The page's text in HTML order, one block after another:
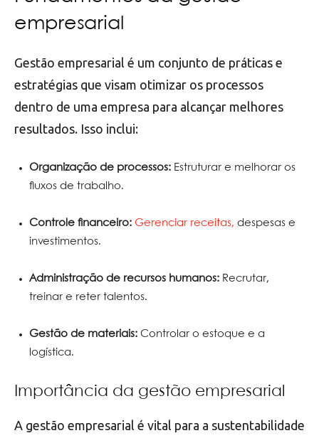
empresarial
Gestão empresarial é um conjunto de práticas e
estratégias que visam otimizar os processos
dentro de uma empresa para alcançar melhores
resultados. Isso inclui:
Organização de processos: Estruturar e melhorar os
fluxos de trabalho.
Controle financeiro: Gerenciar receitas, despesas e
investimentos.
Administração de recursos humanos: Recrutar,
treinar e reter talentos.
Gestão de materiais: Controlar o estoque e a
logística.
Importância da gestão empresarial
A gestão empresarial é vital para a sustentabilidade